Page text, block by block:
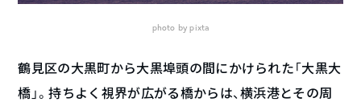
photo by pixta
鶴見区の大黒町から大黒埠頭の間にかけられた「大黒大
橋」。持ちよく視界が広がる橋からは、横浜港とその周